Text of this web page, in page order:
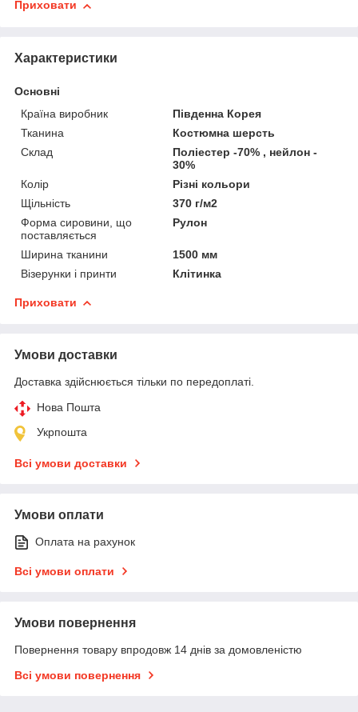
Приховати
Характеристики
Основні
Країна виробник
Південна Корея
Тканина
Костюмна шерсть
Склад
Поліестер -70% , нейлон -
30%
Колір
Різні кольори
Щільність
370 г/м2
Форма сировини, що
поставляється
Рулон
Ширина тканини
1500 мм
Візерунки і принти
Клітинка
Приховати
Умови доставки
Доставка здійснюється тільки по передоплаті.
Нова Пошта
Укрпошта
Всі умови доставки
Умови оплати
Оплата на рахунок
Всі умови оплати
Умови повернення
Повернення товару впродовж 14 днів за домовленістю
Всі умови повернення